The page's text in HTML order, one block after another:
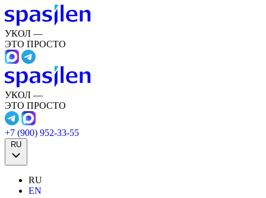
УКОЛ —
ЭТО ПРОСТО
УКОЛ —
ЭТО ПРОСТО
+7 (900) 952-33-55
RU
RU
EN